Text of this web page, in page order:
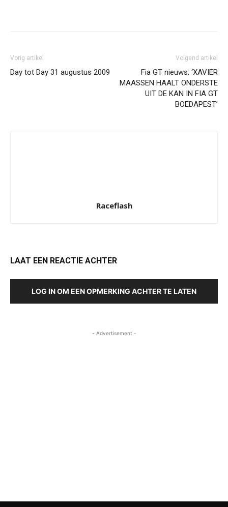
Vorig artikel
Day tot Day 31 augustus 2009
Volgend artikel
Fia GT nieuws: ‘XAVIER
MAASSEN HAALT ONDERSTE
UIT DE KAN IN FIA GT
BOEDAPEST’
Raceflash
LAAT EEN REACTIE ACHTER
LOG IN OM EEN OPMERKING ACHTER TE LATEN
- Advertisement -